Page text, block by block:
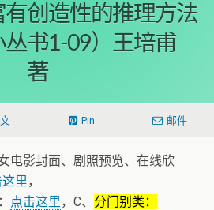
创造性的推理方法
丛书1-09）王培甫
著
Pin 邮件
电影封面、剧照预览、在线欣
里，
点击这里，C、 分门别类：